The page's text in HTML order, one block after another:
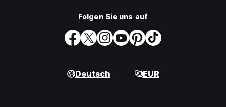
Folgen Sie uns auf
Deutsch EUR